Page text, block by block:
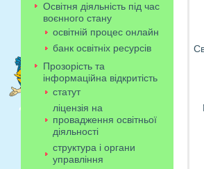
Освітня діяльність під час
воєнного стану
освітній процес онлайн
банк освітніх ресурсів
Прозорість та
інформаційна відкритість
статут
ліцензія на
провадження освітньої
діяльності
структура і органи
управління